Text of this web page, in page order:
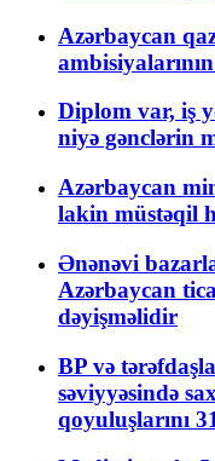
Azərbaycan
Diplom var, iş
niyə gənclərin
Azərbaycan
lakin müstəqil
Ənənəvi
Azərbaycan
dəyişməlidir
BP və
səviyyəsində
qoyuluşlarını